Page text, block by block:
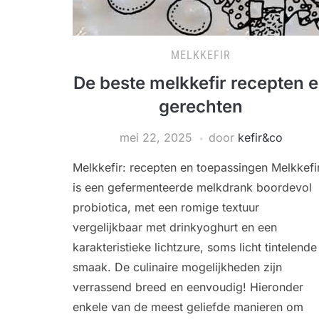
MELKKEFIR
De beste melkkefir recepten
gerechten
mei 22, 2025 door kefir&co
Melkkefir: recepten en toepassingen
is een gefermenteerde melkdrank boordevol
probiotica, met een romige textuur
vergelijkbaar met drinkyoghurt en een
karakteristieke lichtzure, soms licht tintelende
smaak. De culinaire mogelijkheden zijn
verrassend breed en eenvoudig! Hieronder
enkele van de meest geliefde manieren om